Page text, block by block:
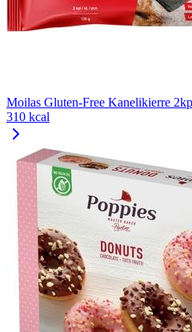
Moilas Gluten-Free Kanelikierre
310 kcal